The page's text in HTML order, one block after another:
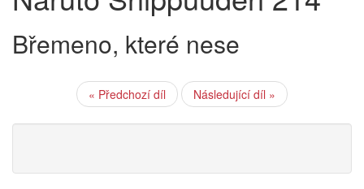
Břemeno, které nese
« Předchozí díl Následující díl »